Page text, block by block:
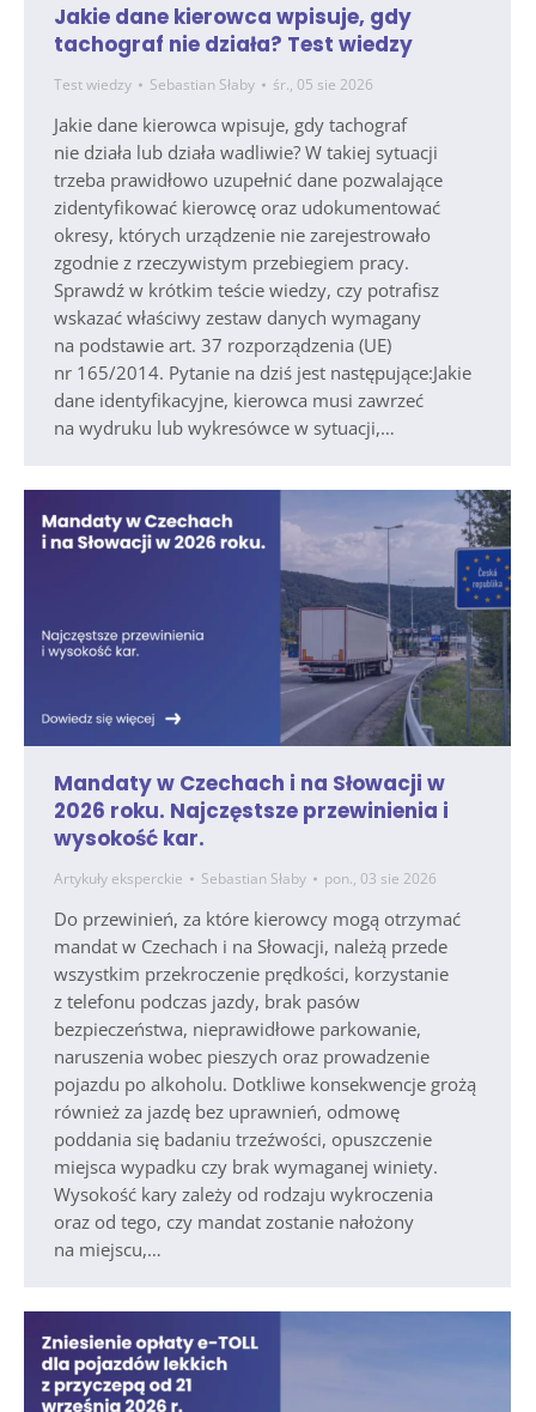
Jakie dane kierowca wpisuje, gdy
tachograf nie działa? Test wiedzy
Test wiedzy Sebastian Słaby śr., 05 sie 2026
Jakie dane kierowca wpisuje, gdy tachograf
nie działa lub działa wadliwie? W takiej sytuacji
trzeba prawidłowo uzupełnić dane pozwalające
zidentyfikować kierowcę oraz udokumentować
okresy, których urządzenie nie zarejestrowało
zgodnie z rzeczywistym przebiegiem pracy.
Sprawdź w krótkim teście wiedzy, czy potrafisz
wskazać właściwy zestaw danych wymagany
na podstawie art. 37 rozporządzenia (UE)
nr 165/2014. Pytanie na dziś jest następujące:Jakie
dane identyfikacyjne, kierowca musi zawrzeć
na wydruku lub wykresówce w sytuacji,…
Mandaty w Czechach i na Słowacji w
2026 roku. Najczęstsze przewinienia i
wysokość kar.
Artykuły eksperckie Sebastian Słaby pon., 03 sie 2026
Do przewinień, za które kierowcy mogą otrzymać
mandat w Czechach i na Słowacji, należą przede
wszystkim przekroczenie prędkości, korzystanie
z telefonu podczas jazdy, brak pasów
bezpieczeństwa, nieprawidłowe parkowanie,
naruszenia wobec pieszych oraz prowadzenie
pojazdu po alkoholu. Dotkliwe konsekwencje grożą
również za jazdę bez uprawnień, odmowę
poddania się badaniu trzeźwości, opuszczenie
miejsca wypadku czy brak wymaganej winiety.
Wysokość kary zależy od rodzaju wykroczenia
oraz od tego, czy mandat zostanie nałożony
na miejscu,…